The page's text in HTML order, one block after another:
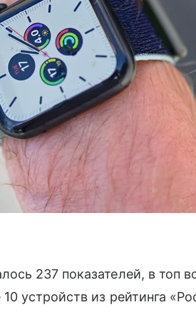
237 показателей, в топ
устройств из рейтинга